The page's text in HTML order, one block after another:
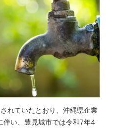
れていたとおり、沖縄県企業
伴い、豊見城市では令和7年4